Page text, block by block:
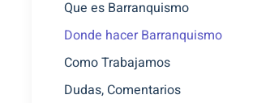
Que es Barranquismo
Donde hacer Barranquismo
Como Trabajamos
Dudas, Comentarios